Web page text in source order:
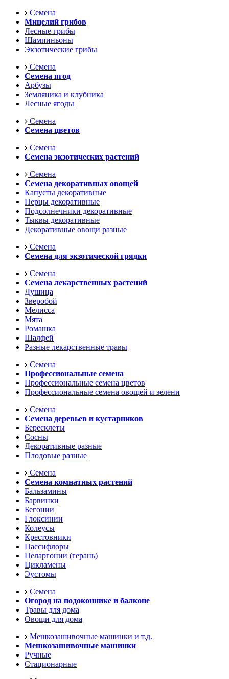
Семена
Мицелий грибов
Лесные грибы
Шампиньоны
Экзотические грибы
Семена
Семена ягод
Арбузы
Земляника и клубника
Лесные ягоды
Семена
Семена цветов
Семена
Семена экзотических растений
Семена
Семена декоративных овощей
Капусты декоративные
Перцы декоративные
Подсолнечники декоративные
Тыквы декоративные
Декоративные овощи разные
Семена
Семена для экзотической грядки
Семена
Семена лекарственных растений
Душица
Зверобой
Мелисса
Мята
Ромашка
Шалфей
Разные лекарственные травы
Семена
Профессиональные семена
Профессиональные семена цветов
Профессиональные семена овощей и зелени
Семена
Семена деревьев и кустарников
Бересклеты
Сосны
Декоративные разные
Плодовые разные
Семена
Семена комнатных растений
Бальзамины
Барвинки
Бегонии
Глоксинии
Колеусы
Крестовники
Пассифлоры
Пеларгонии (герань)
Цикламены
Эустомы
Семена
Огород на подоконнике и балконе
Травы для дома
Овощи для дома
Мешкозашивочные машинки и т.д.
Мешкозашивочные машинки
Ручные
Стационарные